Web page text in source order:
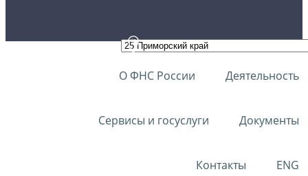
О ФНС России Деятельность
Сервисы и госуслуги Документы
Контакты ENG